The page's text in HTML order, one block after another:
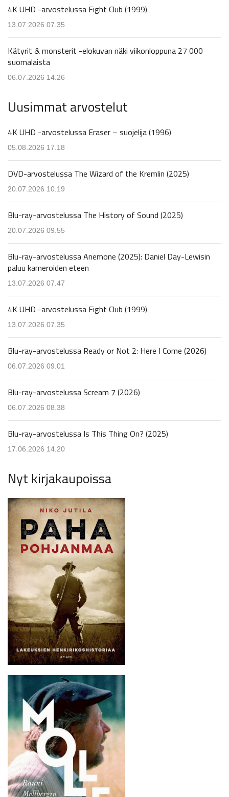
4K UHD -arvostelussa Fight Club (1999)
13.07.2026 07.35
Kätyrit & monsterit -elokuvan näki viikonloppuna 27 000
suomalaista
06.07.2026 14.26
Uusimmat arvostelut
4K UHD -arvostelussa Eraser – suojelija (1996)
05.08.2026 17.18
DVD-arvostelussa The Wizard of the Kremlin (2025)
20.07.2026 10.19
Blu-ray-arvostelussa The History of Sound (2025)
20.07.2026 09.55
Blu-ray-arvostelussa Anemone (2025): Daniel Day-Lewisin
paluu kameroiden eteen
13.07.2026 07.47
4K UHD -arvostelussa Fight Club (1999)
13.07.2026 07.35
Blu-ray-arvostelussa Ready or Not 2: Here I Come (2026)
06.07.2026 09.01
Blu-ray-arvostelussa Scream 7 (2026)
06.07.2026 08.38
Blu-ray-arvostelussa Is This Thing On? (2025)
17.06.2026 14.20
Nyt kirjakaupoissa